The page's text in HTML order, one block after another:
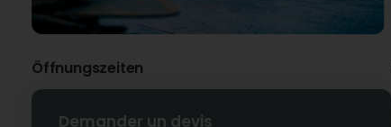
Öffnungszeiten
Demander un devis